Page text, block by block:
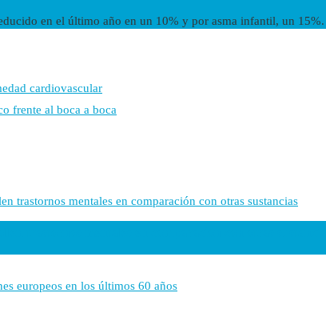
en el último año en un 10% y por asma infantil, un 15%.
cardiovascular
frente al boca a boca